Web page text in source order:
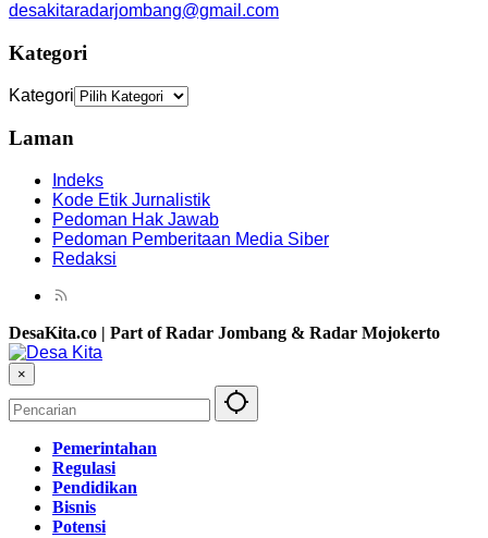
desakitaradarjombang@gmail.com
Kategori
Kategori
Laman
Indeks
Kode Etik Jurnalistik
Pedoman Hak Jawab
Pedoman Pemberitaan Media Siber
Redaksi
DesaKita.co | Part of Radar Jombang & Radar Mojokerto
×
Pemerintahan
Regulasi
Pendidikan
Bisnis
Potensi